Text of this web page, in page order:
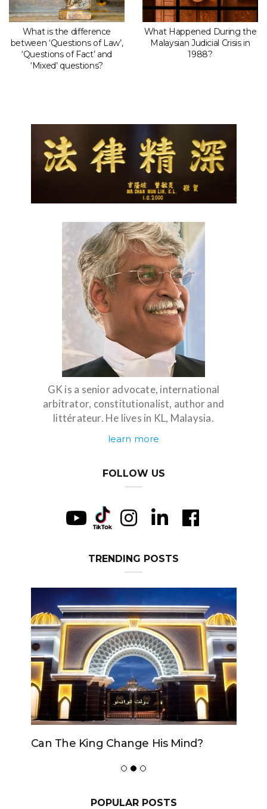
What is the difference
between ‘Questions of Law’,
‘Questions of Fact’ and
‘Mixed’ questions?
What Happened During the
Malaysian Judicial Crisis in
1988?
GK is a senior advocate, international
arbitrator, constitutionalist, author and
littérateur. He lives in KL, Malaysia.
learn more
FOLLOW US
TRENDING POSTS
Can The King Change His Mind?
POPULAR POSTS